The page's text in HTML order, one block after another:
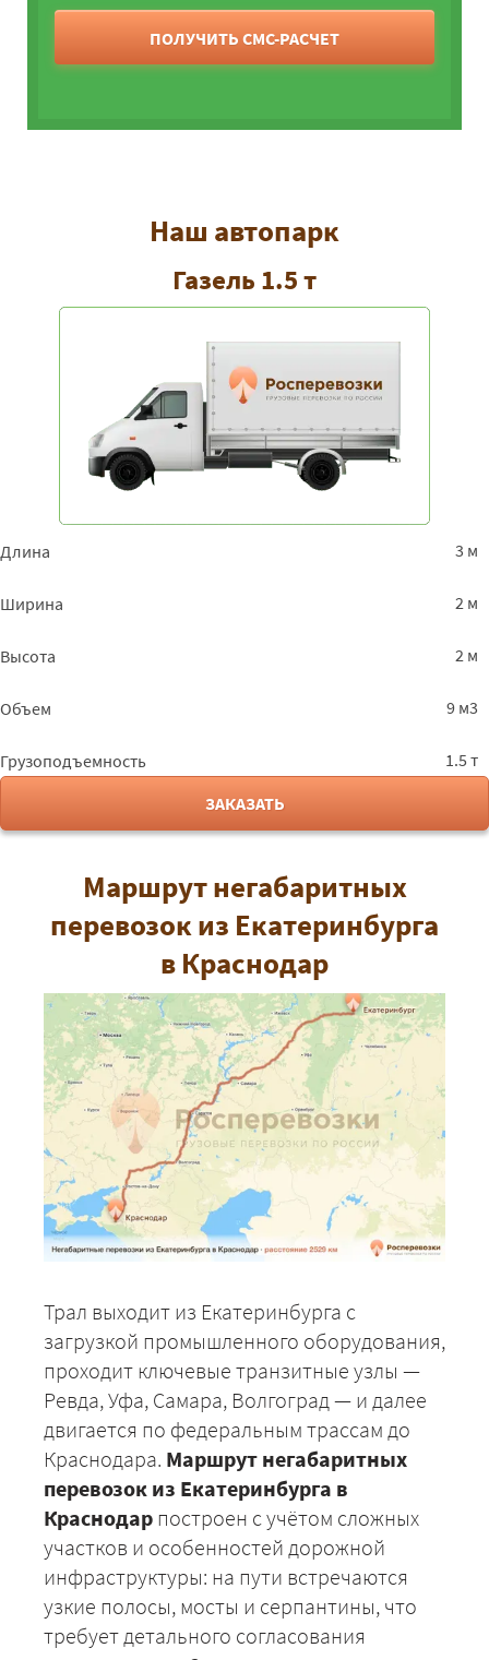
ПОЛУЧИТЬ СМС-РАСЧЕТ
Наш автопарк
Газель 1.5 т
Длина 3 м
Ширина 2 м
Высота 2 м
Объем 9 м3
Грузоподъемность
1.5 т
ЗАКАЗАТЬ
Маршрут негабаритных
перевозок из Екатеринбурга
в Краснодар
Трал выходит из Екатеринбурга с
загрузкой промышленного оборудования,
проходит ключевые транзитные узлы —
Ревда, Уфа, Самара, Волгоград — и далее
двигается по федеральным трассам до
Краснодара. Маршрут негабаритных
перевозок из Екатеринбурга в
Краснодар построен с учётом сложных
участков и особенностей дорожной
инфраструктуры: на пути встречаются
узкие полосы, мосты и серпантины, что
требует детального согласования